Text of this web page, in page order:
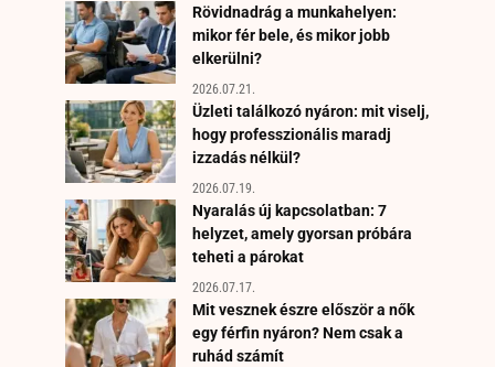
Rövidnadrág a munkahelyen:
mikor fér bele, és mikor jobb
elkerülni?
2026.07.21.
Üzleti találkozó nyáron: mit viselj,
hogy professzionális maradj
izzadás nélkül?
2026.07.19.
Nyaralás új kapcsolatban: 7
helyzet, amely gyorsan próbára
teheti a párokat
2026.07.17.
Mit vesznek észre először a nők
egy férfin nyáron? Nem csak a
ruhád számít